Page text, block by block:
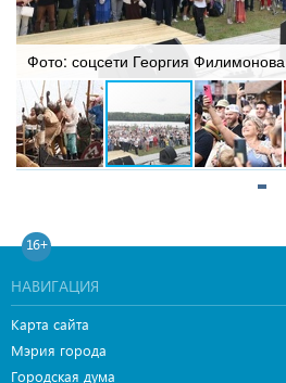
Фото: соцсети Георгия Филимонова
16+
НАВИГАЦИЯ
Карта сайта
Мэрия города
Городская дума